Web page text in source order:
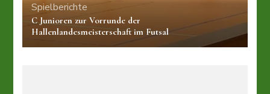
Spielberichte
C Junioren zur Vorrunde der
Hallenlandesmeisterschaft im Futsal